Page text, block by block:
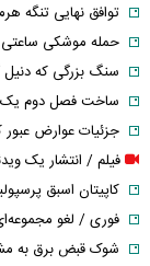
توافق نهایی تنگه
حمله موشکی
سنگ بزرگی که دنیل
ساخت فصل دوم یک
جزئیات عوارض عبور
فیلم / انتشار یک
کاپیتان اسبق
فوری / لغو
شوک قبض برق به